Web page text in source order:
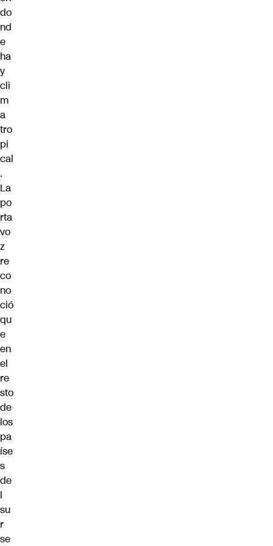
do
nd
e
ha
y
cli
m
a
tro
pi
cal
.
La
po
rta
vo
z
re
co
no
ció
qu
e
en
el
re
sto
de
los
pa
íse
s
de
l
su
r
se